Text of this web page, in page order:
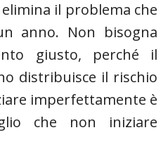
il problema che
anno. Non bisogna
giusto, perché il
distribuisce il rischio
imperfettamente è
che non iniziare